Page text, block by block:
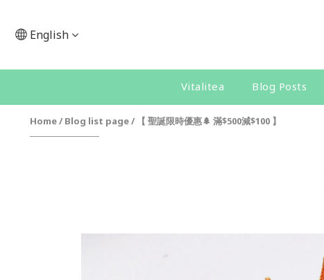
English
Vitalitea Blog Posts
Home/ Blog list page/ 【 聖誕限時優惠🌲 滿$500減$100 】